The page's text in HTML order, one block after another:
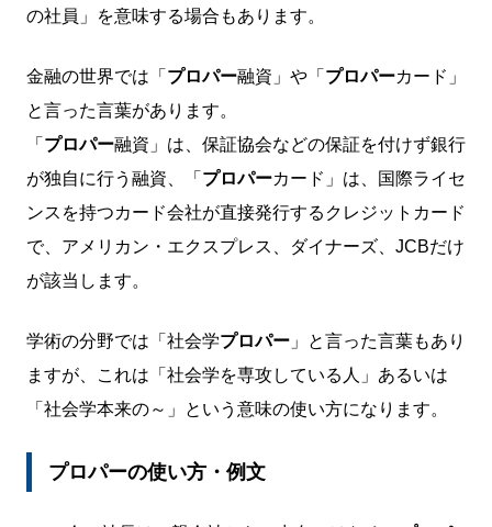
の社員」を意味する場合もあります。
金融の世界では「 プロパー融資」や「 プロパーカード」
と言った言葉があります。
「 プロパー融資」は、保証協会などの保証を付けず銀行
が独自に行う融資、「 プロパーカード」は、国際ライセ
ンスを持つカード会社が直接発行するクレジットカード
で、アメリカン・エクスプレス、ダイナーズ、JCBだけ
が該当します。
学術の分野では「社会学プロパー 」と言った言葉もあり
ますが、これは「社会学を専攻している人」あるいは
「社会学本来の～」という意味の使い方になります。
プロパーの使い方・例文